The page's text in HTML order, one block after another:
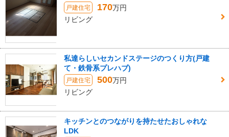
戸建住宅 170万円
リビング
私達らしいセカンドステージのつくり方(戸建
て・鉄骨系プレハブ)
戸建住宅 500万円
リビング
キッチンとのつながりを持たせたおしゃれな
LDK